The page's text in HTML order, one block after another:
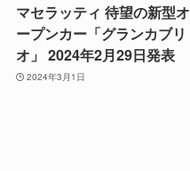
マセラッティ 待望の新型オ
ープンカー「グランカブリ
オ」 2024年2月29日発表
2024年3月1日